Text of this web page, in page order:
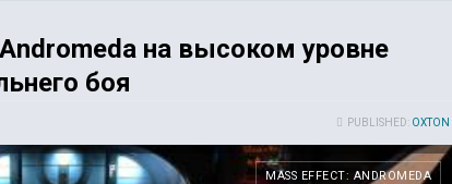
на высоком уровне
боя
PUBLISHED: OXTON
MASS EFFECT: ANDROMEDA